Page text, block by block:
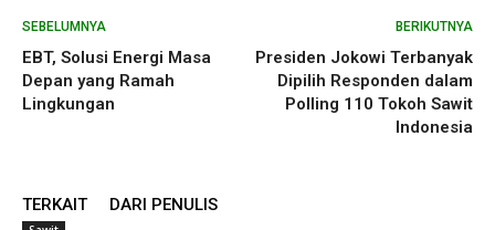
SEBELUMNYA
EBT, Solusi Energi Masa
Depan yang Ramah
Lingkungan
BERIKUTNYA
Presiden Jokowi Terbanyak
Dipilih Responden dalam
Polling 110 Tokoh Sawit
Indonesia
TERKAIT DARI PENULIS